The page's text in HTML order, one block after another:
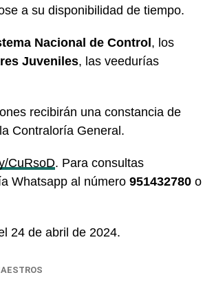
a su disponibilidad de tiempo.
Nacional de Control , los
Juveniles, las veedurías
recibirán una constancia de
Contraloría General.
CuRsoD. Para consultas
Whatsapp al número 951432780 o
24 de abril de 2024.